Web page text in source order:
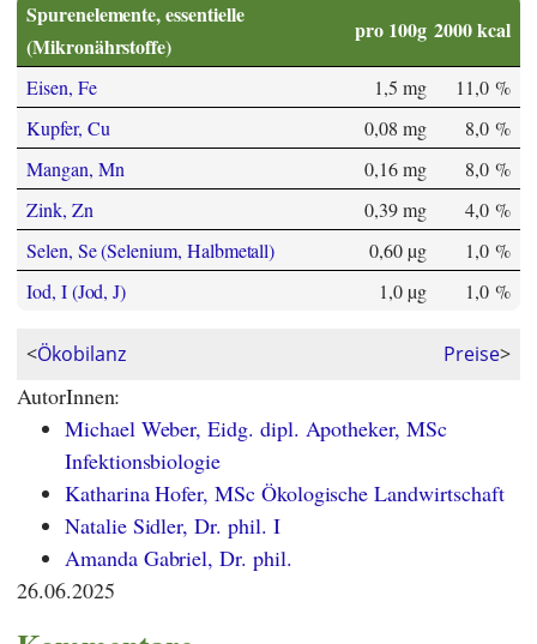
Spurenelemente, essentielle
(Mikronährstoffe)
pro 100g 2000 kcal
Eisen, Fe 1,5 mg
11,0 %
Kupfer, Cu
0,08 mg
8,0 %
Mangan, Mn
0,16 mg
8,0 %
Zink, Zn
0,39 mg
4,0 %
Selen, Se (Selenium, Halbmetall)
0,60 µg
1,0 %
Iod, I (Jod, J)
1,0 µg 1,0 %
<Ökobilanz Preise>
AutorInnen:
Michael Weber, Eidg. dipl. Apotheker, MSc
Infektionsbiologie
Katharina Hofer, MSc Ökologische Landwirtschaft
Natalie Sidler, Dr. phil. I
Amanda Gabriel, Dr. phil.
26.06.2025